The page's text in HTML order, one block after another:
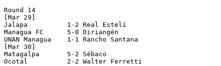
Round 14
[Mar 29]
Jalapa          1-2 Real Estelí
Managua FC      5-0 Diriangén
UNAN Managua    1-1 Rancho Santana
[Mar 30]
Matagalpa       5-2 Sébaco
Ocotal          2-2 Walter Ferretti